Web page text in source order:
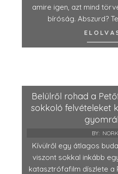
amire igen, azt mind
bíróság. Abszurd?
Belülről rohad a
sokkoló felvételeket
BY:
Kívülről egy átlagos
viszont sokkal inkább
katasztrófafilm díszlete a